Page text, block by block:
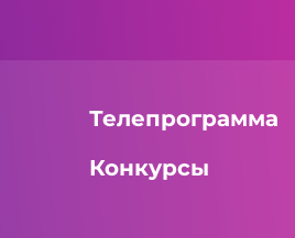
Телепрограмма
Конкурсы